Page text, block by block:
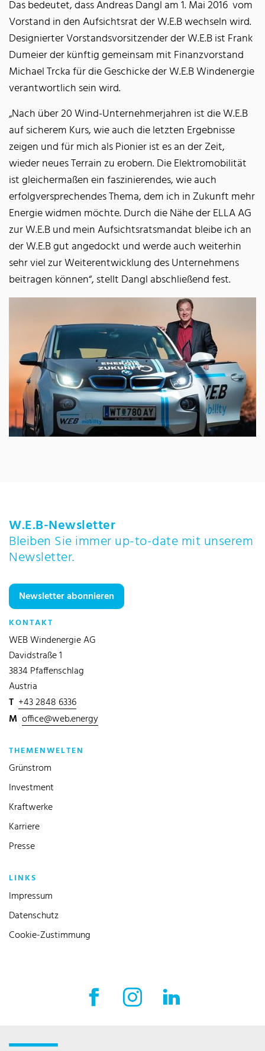
Das bedeutet, dass Andreas Dangl am 1. Mai 2016 vom
Vorstand in den Aufsichtsrat der W.E.B wechseln wird.
Designierter Vorstandsvorsitzender der W.E.B ist Frank
Dumeier der künftig gemeinsam mit Finanzvorstand
Michael Trcka für die Geschicke der W.E.B Windenergie
verantwortlich sein wird.
„Nach über 20 Wind-Unternehmerjahren ist die W.E.B
auf sicherem Kurs, wie auch die letzten Ergebnisse
zeigen und für mich als Pionier ist es an der Zeit,
wieder neues Terrain zu erobern. Die Elektromobilität
ist gleichermaßen ein faszinierendes, wie auch
erfolgversprechendes Thema, dem ich in Zukunft mehr
Energie widmen möchte. Durch die Nähe der ELLA AG
zur W.E.B und mein Aufsichtsratsmandat bleibe ich an
der W.E.B gut angedockt und werde auch weiterhin
sehr viel zur Weiterentwicklung des Unternehmens
beitragen können“, stellt Dangl abschließend fest.
W.E.B-Newsletter
Bleiben Sie immer up-to-date mit unserem
Newsletter.
Newsletter abonnieren
KONTAKT
WEB Windenergie AG
Davidstraße 1
3834 Pfaffenschlag
Austria
T +43 2848 6336
M office@web.energy
THEMENWELTEN
Grünstrom
Investment
Kraftwerke
Karriere
Presse
LINKS
Impressum
Datenschutz
Cookie-Zustimmung
Facebook Externer Link
Instagram Externer Link